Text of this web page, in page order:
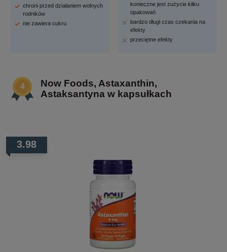
chroni przed działaniem wolnych
rodników
nie zawiera cukru
konieczne jest zużycie kilku
opakowań
bardzo długi czas czekania na
efekty
przeciętne efekty
Now Foods, Astaxanthin,
Astaksantyna w kapsułkach
3.98